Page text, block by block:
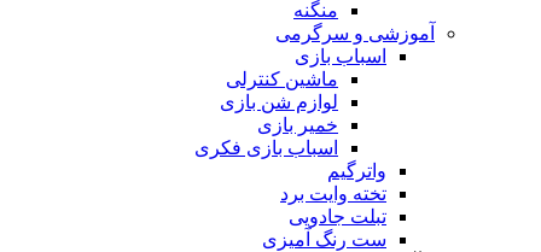
آموزشی و سرگرمی
اسباب بازی
ماشین کنترلی
لوازم شن بازی
خمیر بازی
اسباب بازی فکری
تخته وایت برد
تبلت جادویی
ست رنگ آمیزی